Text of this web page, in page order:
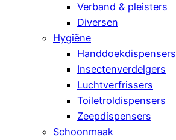
Verband & pleisters
Diversen
Hygiëne
Handdoekdispensers
Insectenverdelgers
Luchtverfrissers
Toiletroldispensers
Zeepdispensers
Schoonmaak